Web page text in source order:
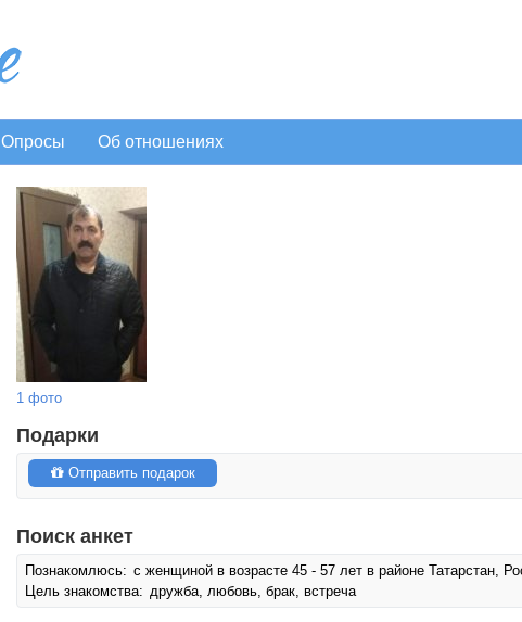
Опросы Об отношениях
1 фото
Подарки
Отправить подарок
Поиск анкет
Познакомлюсь: с женщиной в возрасте 45 - 57 лет в районе Татарстан,
Цель знакомства: дружба, любовь, брак, встреча